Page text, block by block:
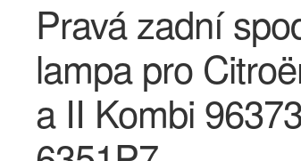
Pravá zadní
lampa pro
a II Kombi